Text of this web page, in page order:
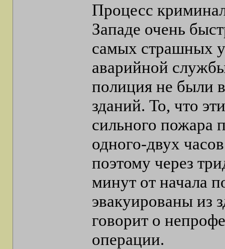
Процесс
Западе очень
самых страшных
аварийной
полиция не были
зданий. То, что
сильного пожара
одного-двух
поэтому через
минут от начала
эвакуированы из
говорит о
операции.